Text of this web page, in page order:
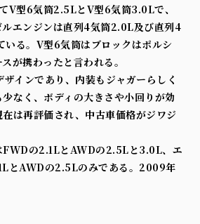
V型6気筒2.5LとV型6気筒3.0Lで、
エンジンは直列4気筒2.0L及び直列4
る。 V型6気筒はブロックはポルシ
が携わったと言われる。
ザインであり、内装もジャガーらしく
なく、ボディの大きさや小回りが効
は再評価され、中古車価格がジワジ
FWDの2.1LとAWDの2.5L と3.0L、エ
とAWDの2.5Lのみである。 2009年